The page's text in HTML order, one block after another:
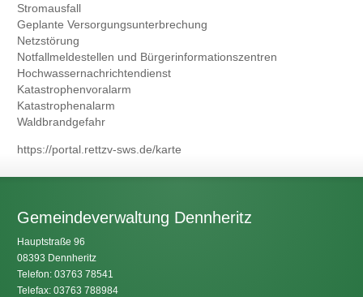
Stromausfall
Geplante Versorgungsunterbrechung
Netzstörung
Notfallmeldestellen und Bürgerinformationszentren
Hochwassernachrichtendienst
Katastrophenvoralarm
Katastrophenalarm
Waldbrandgefahr
https://portal.rettzv-sws.de/karte
Gemeindeverwaltung Dennheritz
Hauptstraße 96
08393 Dennheritz
Telefon: 03763 78541
Telefax: 03763 788984